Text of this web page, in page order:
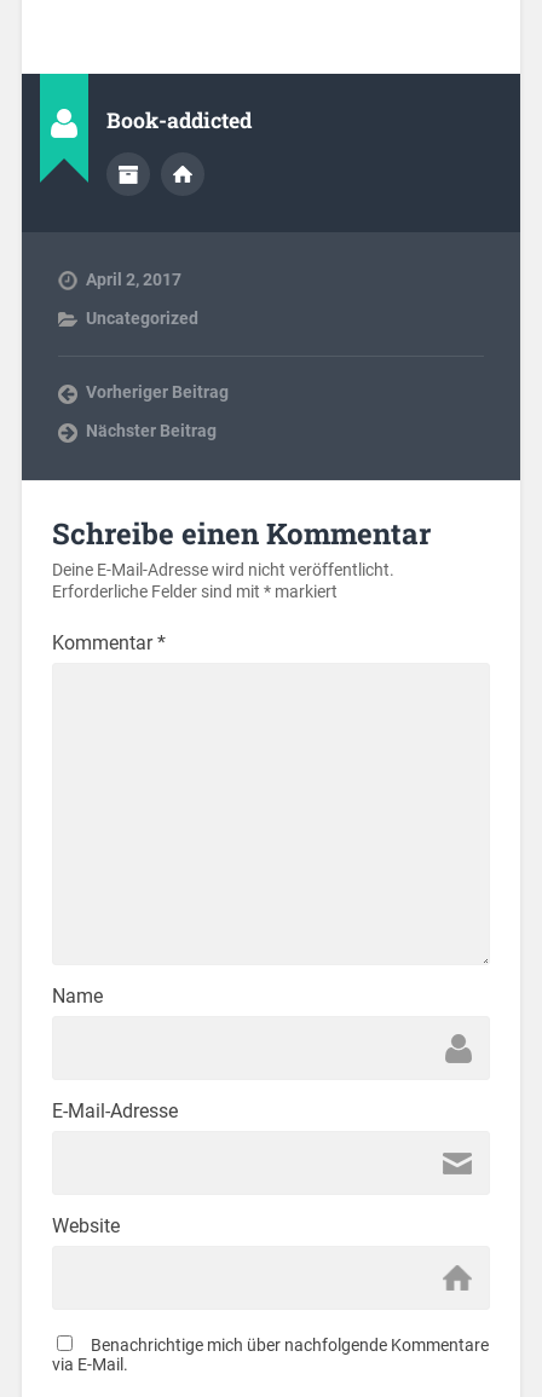
Book-addicted
April 2, 2017
Uncategorized
Vorheriger Beitrag
Nächster Beitrag
Schreibe einen Kommentar
Deine E-Mail-Adresse wird nicht veröffentlicht.
Erforderliche Felder sind mit *markiert
Kommentar*
Name
E-Mail-Adresse
Website
Benachrichtige mich über nachfolgende Kommentare
via E-Mail.